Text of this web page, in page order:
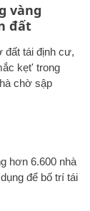
vàng
đất
đất tái định cư,
kẹt' trong
chờ sập
hơn 6.600 nhà
để bố trí tái